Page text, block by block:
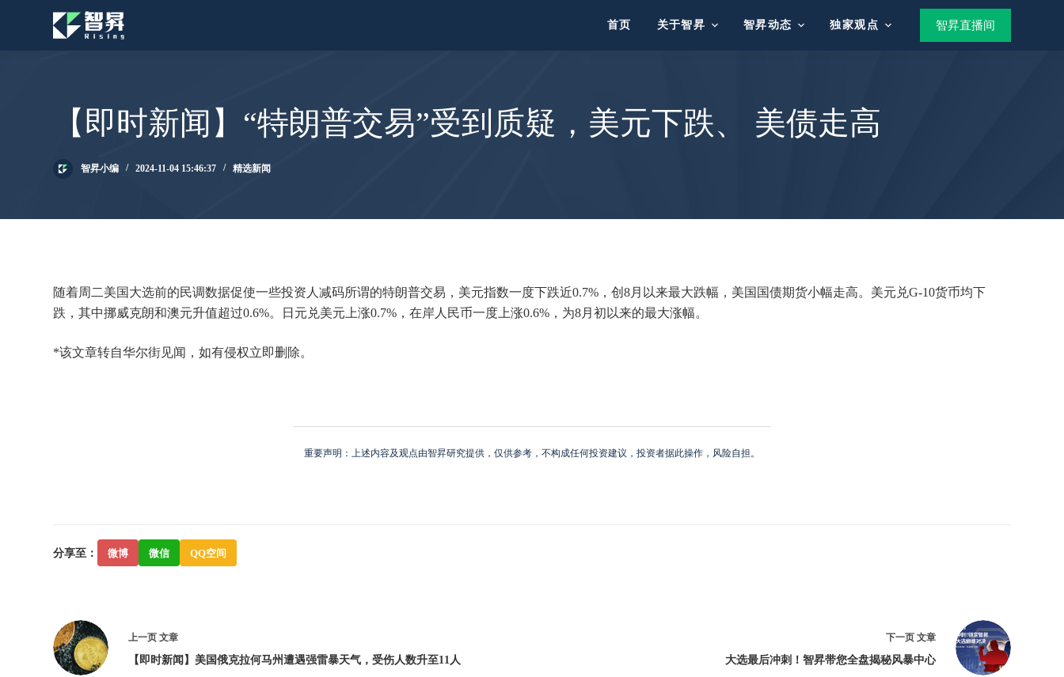
首页 关于智昇 智昇动态 独家观点 智昇直播间
【即时新闻】“特朗普交易”受到质疑，美元下跌、 美债走高
智昇小编 2024-11-04 15:46:37 精选新闻
随着周二美国大选前的民调数据促使一些投资人减码所谓的特朗普交易，美元指数一度下跌近0.7%，创8月以来最大跌幅，美国国债期货小幅走高。美元兑G-10货币均下
跌，其中挪威克朗和澳元升值超过0.6%。日元兑美元上涨0.7%，在岸人民币一度上涨0.6%，为8月初以来的最大涨幅。
*该文章转自华尔街见闻，如有侵权立即删除。
重要声明：上述内容及观点由智昇研究提供，仅供参考，不构成任何投资建议，投资者据此操作，风险自担。
分享至： 微博 微信 QQ空间
上一页文章
【即时新闻】美国俄克拉何马州遭遇强雷暴天气，受伤人数升至11人
下一页 文章
大选最后冲刺！智昇带您全盘揭秘风暴中心